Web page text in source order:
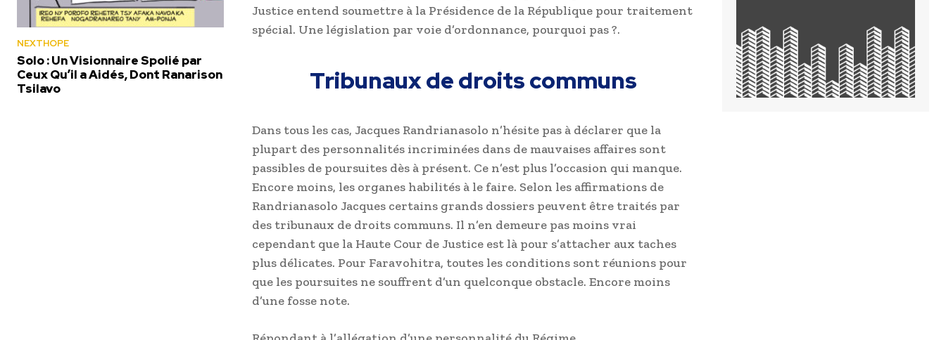
NEXTHOPE
Solo : Un Visionnaire Spolié par
Ceux Qu’il a Aidés, Dont Ranarison
Tsilavo
Justice entend soumettre à la Présidence de la République pour traitement
spécial. Une législation par voie d’ordonnance, pourquoi pas ?.
Tribunaux de droits communs
Dans tous les cas, Jacques Randrianasolo n’hésite pas à déclarer que la
plupart des personnalités incriminées dans de mauvaises affaires sont
passibles de poursuites dès à présent. Ce n’est plus l’occasion qui manque.
Encore moins, les organes habilités à le faire. Selon les affirmations de
Randrianasolo Jacques certains grands dossiers peuvent être traités par
des tribunaux de droits communs. Il n’en demeure pas moins vrai
cependant que la Haute Cour de Justice est là pour s’attacher aux taches
plus délicates. Pour Faravohitra, toutes les conditions sont réunions pour
que les poursuites ne souffrent d’un quelconque obstacle. Encore moins
d’une fosse note.